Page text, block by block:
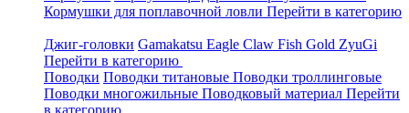
Кормушки для поплавочной ловли Перейти в категорию
Джиг-головки Gamakatsu Eagle Claw Fish Gold ZyuGi
Перейти в категорию
Поводки Поводки титановые Поводки троллинговые
Поводки многожильные Поводковый материал Перейти
в категорию